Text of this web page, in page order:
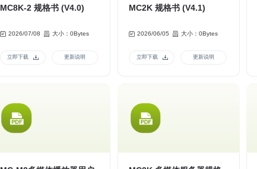
MC8K-2 规格书 (V4.0)
2026/07/08 大小：0Bytes
立即下载 更新说明
MC2K 规格书 (V4.1)
2026/06/05 大小：0Bytes
立即下载 更新说明